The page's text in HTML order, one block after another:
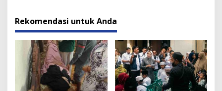
Rekomendasi untuk Anda